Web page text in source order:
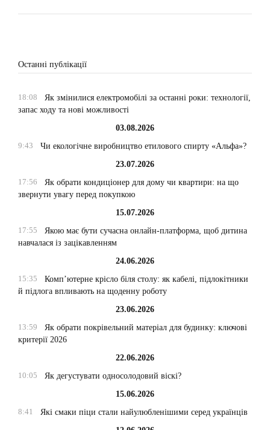
Останні публікації
18:08
Як змінилися електромобілі за останні роки: технології,
запас ходу та нові можливості
03.08.2026
9:43
Чи екологічне виробництво етилового спирту «Альфа»?
23.07.2026
17:56
Як обрати кондиціонер для дому чи квартири: на що
звернути увагу перед покупкою
15.07.2026
17:55
Якою має бути сучасна онлайн-платформа, щоб дитина
навчалася із зацікавленням
24.06.2026
15:35
Комп’ютерне крісло біля столу: як кабелі, підлокітники
й підлога впливають на щоденну роботу
23.06.2026
13:59
Як обрати покрівельний матеріал для будинку: ключові
критерії 2026
22.06.2026
10:05
Як дегустувати односолодовий віскі?
15.06.2026
8:41
Які смаки піци стали найулюбленішими серед українців